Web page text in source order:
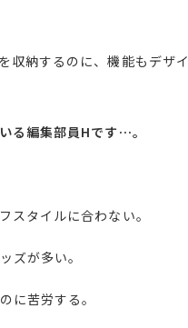
収納するのに、機能もデザイ
る編集部員Hです…。
タイルに合わない。
ズが多い。
に苦労する。